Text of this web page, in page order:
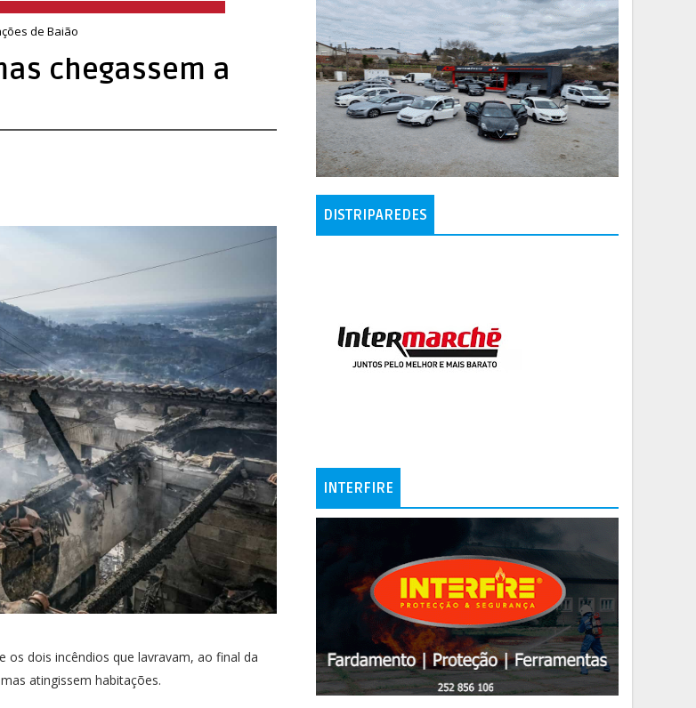
de Baião
chegassem a
os dois incêndios que lavravam, ao final da
atingissem habitações.
DISTRIPAREDES
INTERFIRE